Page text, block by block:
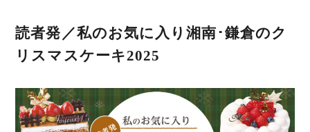
読者発／私のお気に入り湘南･鎌倉のク
リスマスケーキ2025